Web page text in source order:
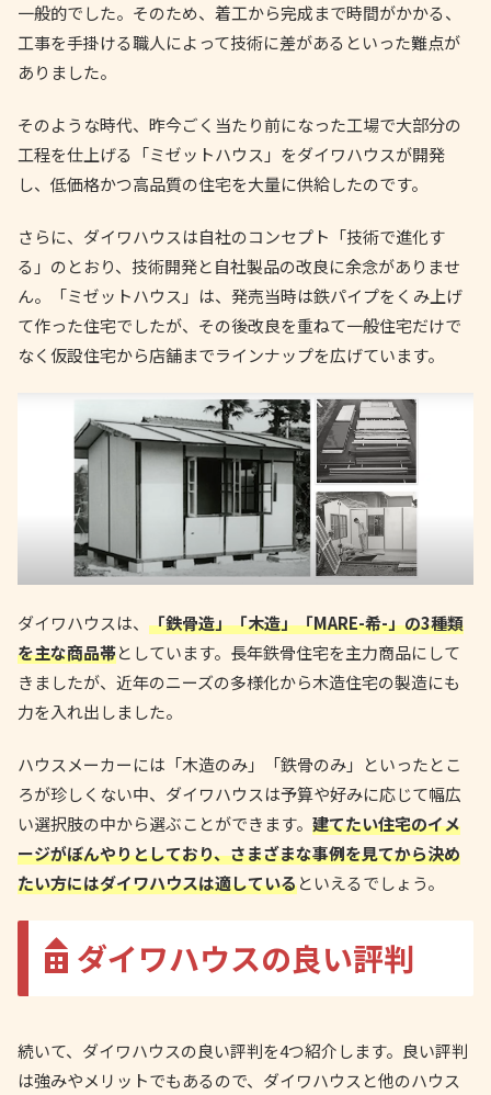
一般的でした。そのため、着工から完成まで時間がかかる、
工事を手掛ける職人によって技術に差があるといった難点が
ありました。
そのような時代、昨今ごく当たり前になった工場で大部分の
工程を仕上げる「ミゼットハウス」をダイワハウスが開発
し、低価格かつ高品質の住宅を大量に供給したのです。
さらに、ダイワハウスは自社のコンセプト「技術で進化す
る」のとおり、技術開発と自社製品の改良に余念がありませ
ん。「ミゼットハウス」は、発売当時は鉄パイプをくみ上げ
て作った住宅でしたが、その後改良を重ねて一般住宅だけで
なく仮設住宅から店舗までラインナップを広げています。
ダイワハウスは、 「鉄骨造」「木造」「MARE-希-」の3種類
を主な商品帯としています。長年鉄骨住宅を主力商品にして
きましたが、近年のニーズの多様化から木造住宅の製造にも
力を入れ出しました。
ハウスメーカーには「木造のみ」「鉄骨のみ」といったとこ
ろが珍しくない中、ダイワハウスは予算や好みに応じて幅広
い選択肢の中から選ぶことができます。 建てたい住宅のイメ
ージがぼんやりとしており、さまざまな事例を見てから決め
たい方にはダイワハウスは適しているといえるでしょう。
ダイワハウスの良い評判
続いて、ダイワハウスの良い評判を4つ紹介します。良い評判
は強みやメリットでもあるので、ダイワハウスと他のハウス